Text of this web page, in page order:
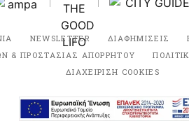
NEWSLETTER ΔΙΑΦΗΜΙΣΕΙΣ
& ΠΡΟΣΤΑΣΙΑΣ ΑΠΟΡΡΗΤΟΥ
ΔΙΑΧΕΙΡΙΣΗ COOKIES